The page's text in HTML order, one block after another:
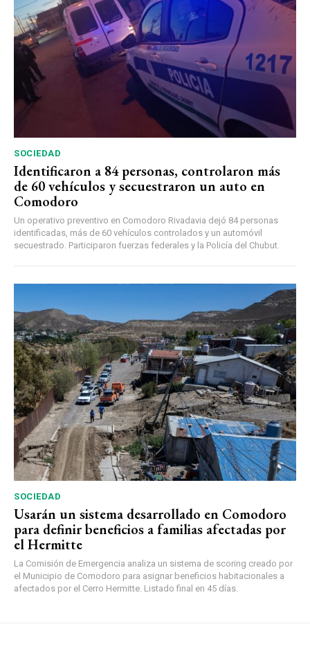
SOCIEDAD
Identificaron a 84 personas, controlaron más
de 60 vehículos y secuestraron un auto en
Comodoro
Un operativo preventivo en Comodoro Rivadavia dejó 84 personas
identificadas, más de 60 vehículos controlados y un automóvil
secuestrado. Participaron fuerzas federales y la Policía del Chubut.
SOCIEDAD
Usarán un sistema desarrollado en Comodoro
para definir beneficios a familias afectadas por
el Hermitte
La Comisión de Emergencia analiza un sistema de scoring creado por
el Municipio de Comodoro para asignar beneficios habitacionales a
afectados por el Cerro Hermitte. Listado final en 45 días.